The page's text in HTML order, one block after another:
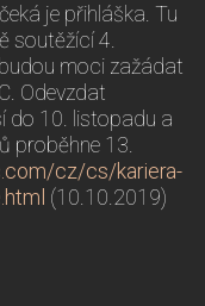
je přihláška. Tu
soutěžící 4.
moci zažádat
Odevzdat
do 10. listopadu a
proběhne 13.
cz/cs/kariera-
(10.10.2019)